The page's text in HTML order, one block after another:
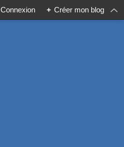
Connexion + Créer mon blog